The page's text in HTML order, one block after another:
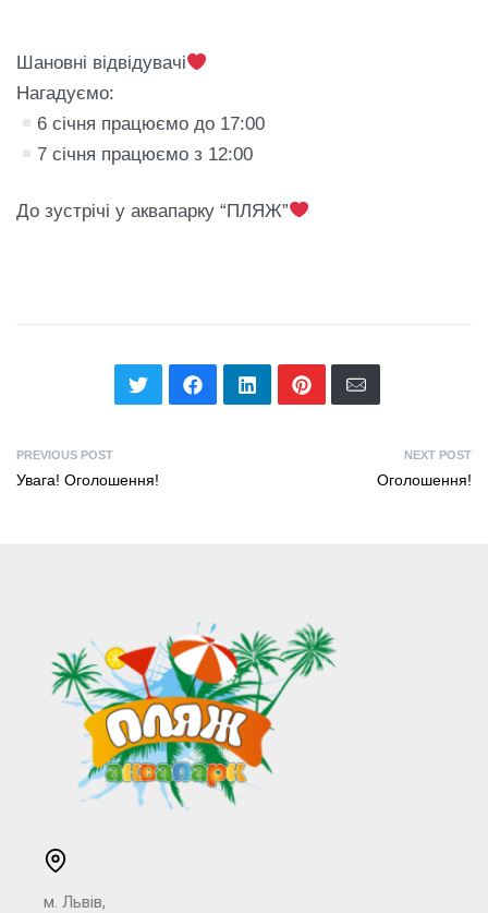
Шановні відвідувачі
Нагадуємо:
6 січня працюємо до 17:00
7 січня працюємо з 12:00
До зустрічі у аквапарку “ПЛЯЖ”
PREVIOUS POST
Увага! Оголошення!
NEXT POST
Оголошення!
м. Львів,